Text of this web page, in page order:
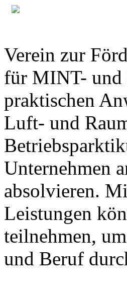
Verein zur
für MINT-
praktischen
Luft- und
Unternehmen
absolvieren.
Leistungen
teilnehmen,
und Beruf